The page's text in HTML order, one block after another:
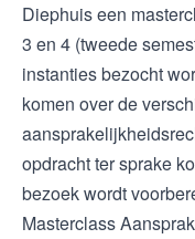
Diephuis een
3 en 4 (tweede
instanties bezocht
komen over de
opdracht ter sprake
bezoek wordt
Masterclass